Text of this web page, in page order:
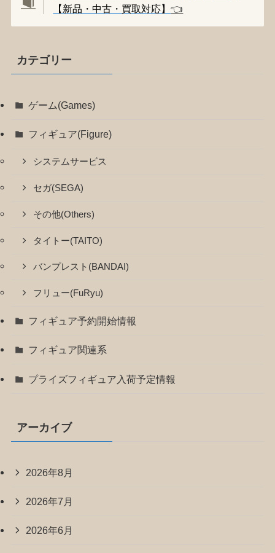
【新品・中古・買取対応】👈️
カテゴリー
ゲーム(Games)
フィギュア(Figure)
システムサービス
セガ(SEGA)
その他(Others)
タイトー(TAITO)
バンプレスト(BANDAI)
フリュー(FuRyu)
フィギュア予約開始情報
フィギュア関連系
プライズフィギュア入荷予定情報
アーカイブ
2026年8月
2026年7月
2026年6月